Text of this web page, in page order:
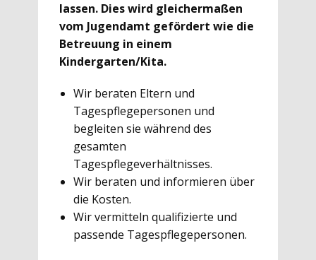
lassen. Dies wird gleichermaßen
vom Jugendamt gefördert wie die
Betreuung in einem
Kindergarten/Kita.
Wir beraten Eltern und
Tagespflegepersonen und
begleiten sie während des
gesamten
Tagespflegeverhältnisses.
Wir beraten und informieren über
die Kosten.
Wir vermitteln qualifizierte und
passende Tagespflegepersonen.